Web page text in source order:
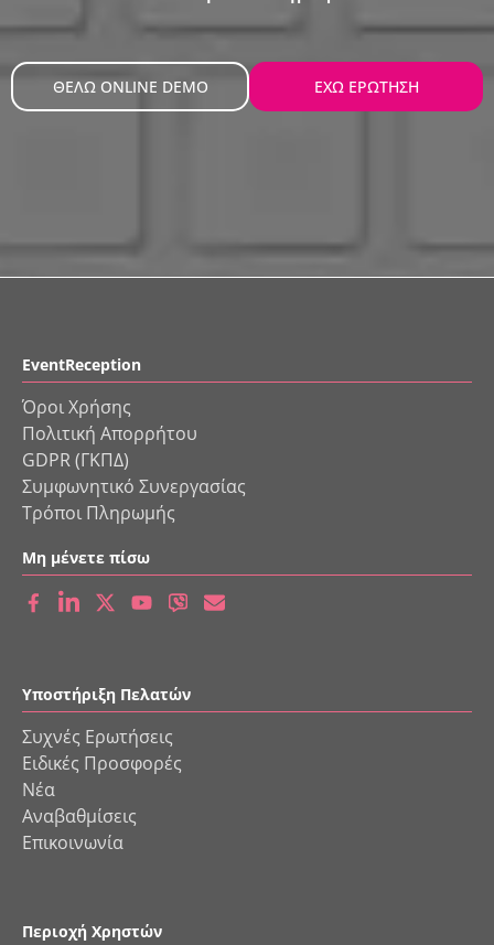
ΘΕΛΩ ONLINE DEMO ΕΧΩ ΕΡΩΤΗΣΗ
EventReception
Όροι Χρήσης
Πολιτική Απορρήτου
GDPR (ΓΚΠΔ)
Συμφωνητικό Συνεργασίας
Τρόποι Πληρωμής
Μη μένετε πίσω
Υποστήριξη Πελατών
Συχνές Ερωτήσεις
Ειδικές Προσφορές
Νέα
Αναβαθμίσεις
Επικοινωνία
Περιοχή Χρηστών